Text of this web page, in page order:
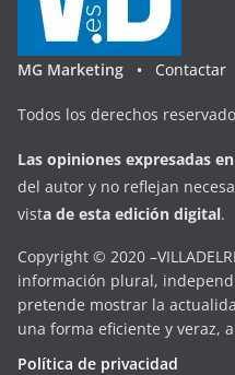
MG Marketing • Contactar
Todos los derechos
Las opiniones expresadas en
del autor y no reflejan
vista de esta edición digital.
Copyright © 2020
información plural,
pretende mostrar la
una forma eficiente y veraz,
Política de privacidad